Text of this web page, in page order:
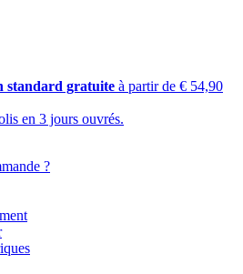
standard gratuite à partir de € 54,90
en 3 jours ouvrés.
?